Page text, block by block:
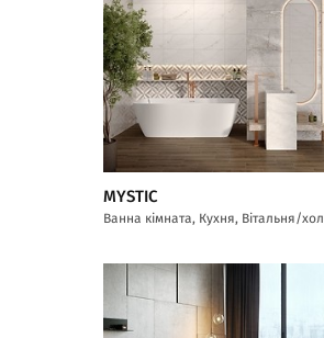
MYSTIC
Ванна кімната, Кухня, Вітальня/хол